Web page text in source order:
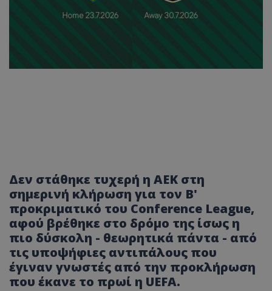
Δεν στάθηκε τυχερή η ΑΕΚ στη
σημερινή κλήρωση για τον Β'
προκριματικό του Conference League,
αφού βρέθηκε στο δρόμο της ίσως η
πιο δύσκολη - θεωρητικά πάντα - από
τις υποψήφιες αντιπάλους που
έγιναν γνωστές από την προκλήρωση
που έκανε το πρωί η UEFA.